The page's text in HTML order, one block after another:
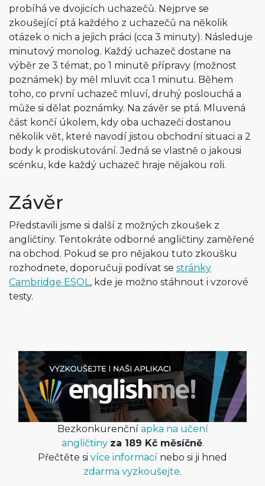
probíhá ve dvojicích uchazečů. Nejprve se
zkoušející ptá každého z uchazečů na několik
otázek o nich a jejich práci (cca 3 minuty). Následuje
minutový monolog. Každý uchazeč dostane na
výběr ze 3 témat, po 1 minutě přípravy (možnost
poznámek) by měl mluvit cca 1 minutu. Během
toho, co první uchazeč mluví, druhý poslouchá a
může si dělat poznámky. Na závěr se ptá. Mluvená
část končí úkolem, kdy oba uchazeči dostanou
několik vět, které navodí jistou obchodní situaci a 2
body k prodiskutování. Jedná se vlastně o jakousi
scénku, kde každý uchazeč hraje nějakou roli.
Závěr
Představili jsme si další z možných zkoušek z
angličtiny. Tentokráte odborné angličtiny zaměřené
na obchod. Pokud se pro nějakou tuto zkoušku
rozhodnete, doporučuji podívat se stránky
Cambridge ESOL, kde je možno stáhnout i vzorové
testy.
Bezkonkurenční apka na učení
angličtiny za 189 Kč měsíčně.
Přečtěte si více informací nebo si ji hned
zdarma vyzkoušejte.